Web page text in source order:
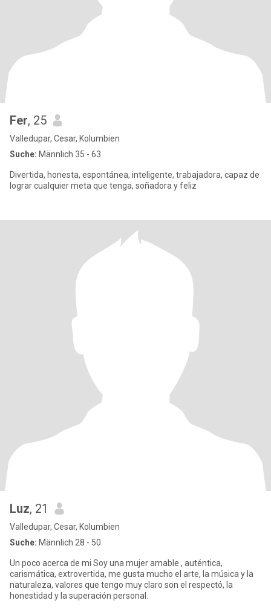
Fer, 25
Valledupar, Cesar, Kolumbien
Suche: Männlich 35 - 63
Divertida, honesta, espontánea, inteligente, trabajadora, capaz de
lograr cualquier meta que tenga, soñadora y feliz
Luz, 21
Valledupar, Cesar, Kolumbien
Suche: Männlich 28 - 50
Un poco acerca de mi Soy una mujer amable , auténtica,
carismática, extrovertida, me gusta mucho el arte, la música y la
naturaleza, valores que tengo muy claro son el respectó, la
honestidad y la superación personal.